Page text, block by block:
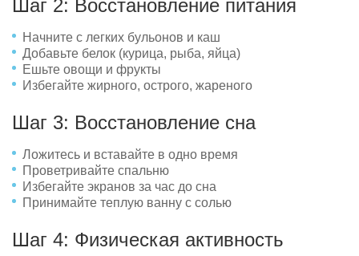
Шаг 2: Восстановление питания
Начните с легких бульонов и каш
Добавьте белок (курица, рыба, яйца)
Ешьте овощи и фрукты
Избегайте жирного, острого, жареного
Шаг 3: Восстановление сна
Ложитесь и вставайте в одно время
Проветривайте спальню
Избегайте экранов за час до сна
Принимайте теплую ванну с солью
Шаг 4: Физическая активность